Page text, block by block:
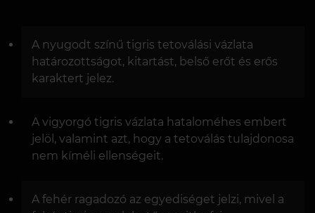
A nyugodt színű tigris tetoválási vázlata
határozottságot, kitartást, belső erőt és erős
karaktert jelez.
A vigyorgó tigris vázlata hataloméhes embert
jelöl, valamint azt, hogy a tetoválás tulajdonosa
nem kíméli ellenségeit.
A fehér ragadozó az egyediséget jelzi, mivel a